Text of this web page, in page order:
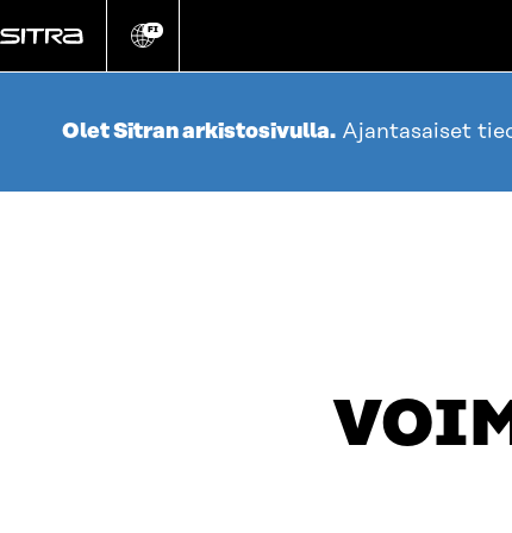
suoraan
Vaihda
kieli
FI
Olet Sitran arkistosivulla. Ajantasaiset